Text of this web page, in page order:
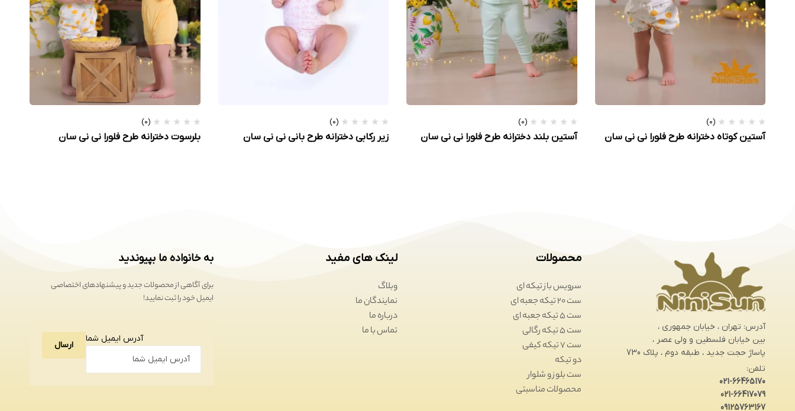
(0)
آستین کوتاه دخترانه طرح فلورا نی نی سان
(0)
آستین بلند دخترانه طرح فلورا نی نی سان
(0)
زیر رکابی دخترانه طرح بانی نی نی سان
(0)
بلرسوت دخترانه طرح فلورا نی نی سان
آدرس: تهران ، خیابان جمهوری ،
بین خیابان فلسطین و ولی عصر ،
پاساژ حجت جدید ، طبقه دوم ، پلاک 730
تلفن:
021-66465170
021-66417079
09125763167
محصولات
سرویس باز تیکه ای
ست 20 تیکه جعبه ای
ست 5 تیکه جعبه ای
ست 5 تیکه رگالی
ست 7 تیکه کیفی
دو تیکه
ست بلوز و شلوار
محصولات مناسبتی
لینک های مفید
وبلاگ
نمایندگان ما
درباره ما
تماس با ما
به خانواده ما بپیوندید
برای آگاهی از محصولات جدید و پیشنهادهای اختصاصی
ایمیل خود را ثبت نمایید!
آدرس ایمیل شما